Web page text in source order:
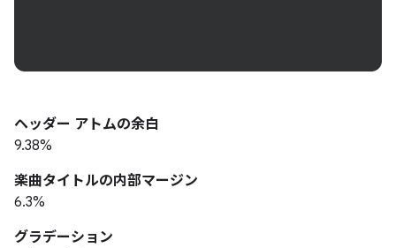
ヘッダー アトムの余白
9.38%
楽曲タイトルの内部マージン
6.3%
グラデーション